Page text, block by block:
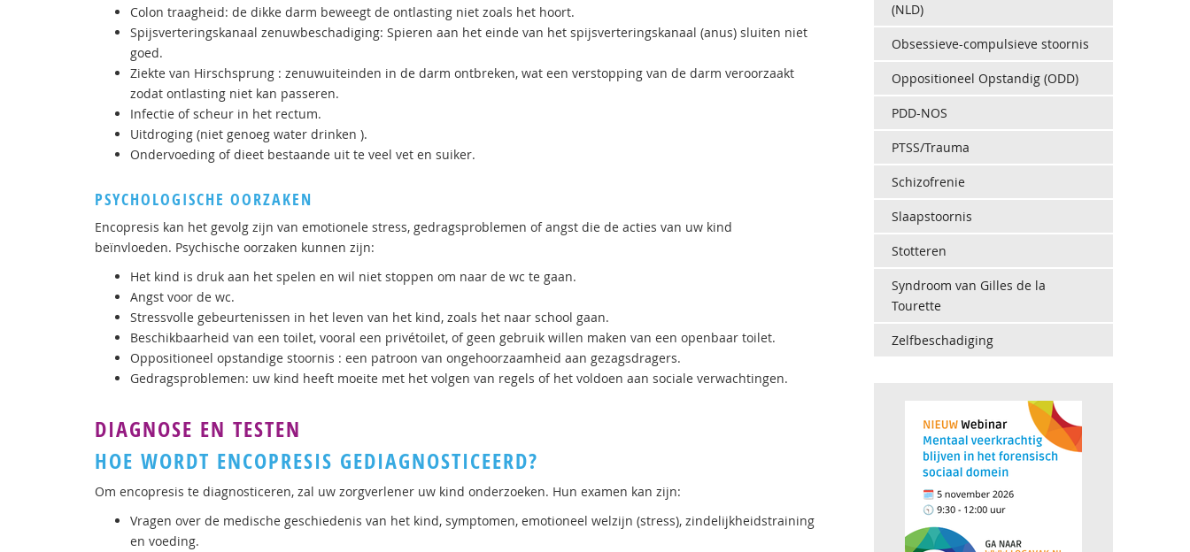
Colon traagheid: de dikke darm beweegt de ontlasting niet zoals het hoort.
Spijsverteringskanaal zenuwbeschadiging: Spieren aan het einde van het spijsverteringskanaal (anus) sluiten niet
goed.
Ziekte van Hirschsprung : zenuwuiteinden in de darm ontbreken, wat een verstopping van de darm veroorzaakt
zodat ontlasting niet kan passeren.
Infectie of scheur in het rectum.
Uitdroging (niet genoeg water drinken ).
Ondervoeding of dieet bestaande uit te veel vet en suiker.
PSYCHOLOGISCHE OORZAKEN
Encopresis kan het gevolg zijn van emotionele stress, gedragsproblemen of angst die de acties van uw kind
beïnvloeden. Psychische oorzaken kunnen zijn:
Het kind is druk aan het spelen en wil niet stoppen om naar de wc te gaan.
Angst voor de wc.
Stressvolle gebeurtenissen in het leven van het kind, zoals het naar school gaan.
Beschikbaarheid van een toilet, vooral een privétoilet, of geen gebruik willen maken van een openbaar toilet.
Oppositioneel opstandige stoornis : een patroon van ongehoorzaamheid aan gezagsdragers.
Gedragsproblemen: uw kind heeft moeite met het volgen van regels of het voldoen aan sociale verwachtingen.
DIAGNOSE EN TESTEN
HOE WORDT ENCOPRESIS GEDIAGNOSTICEERD?
Om encopresis te diagnosticeren, zal uw zorgverlener uw kind onderzoeken. Hun examen kan zijn:
Vragen over de medische geschiedenis van het kind, symptomen, emotioneel welzijn (stress), zindelijkheidstraining
en voeding.
(NLD)
Obsessieve-compulsieve stoornis
Oppositioneel Opstandig (ODD)
PDD-NOS
PTSS/Trauma
Schizofrenie
Slaapstoornis
Stotteren
Syndroom van Gilles de la
Tourette
Zelfbeschadiging